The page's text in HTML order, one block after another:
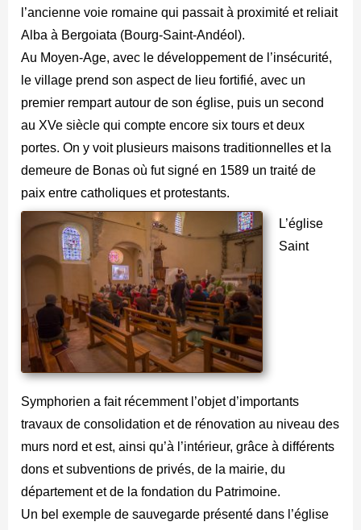
l’ancienne voie romaine qui passait à proximité et reliait
Alba à Bergoiata (Bourg-Saint-Andéol).
Au Moyen-Age, avec le développement de l’insécurité,
le village prend son aspect de lieu fortifié, avec un
premier rempart autour de son église, puis un second
au XVe siècle qui compte encore six tours et deux
portes. On y voit plusieurs maisons traditionnelles et la
demeure de Bonas où fut signé en 1589 un traité de
paix entre catholiques et protestants.
L’église
Saint
Symphorien a fait récemment l’objet d’importants
travaux de consolidation et de rénovation au niveau des
murs nord et est, ainsi qu’à l’intérieur, grâce à différents
dons et subventions de privés, de la mairie, du
département et de la fondation du Patrimoine.
Un bel exemple de sauvegarde présenté dans l’église